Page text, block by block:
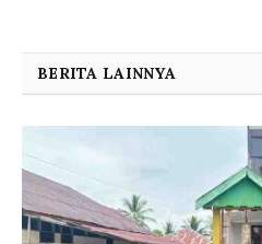
BERITA LAINNYA